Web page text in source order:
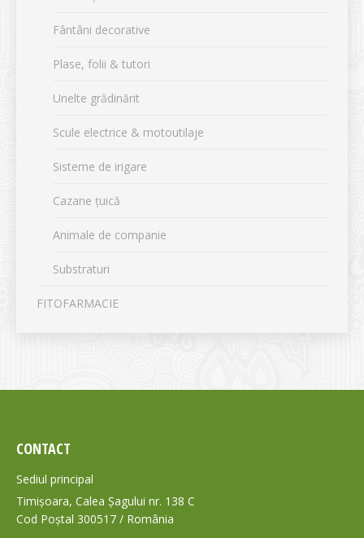
Fântâni decorative
Plase, folii & tutori
Unelte grădinărit
Scule electrice & motoutilaje
Sisteme de irigare
Cazane țuică
Animale de companie
Substraturi
FITOFARMACIE
CONTACT
Sediul principal
Timișoara, Calea Șagului nr. 138 C
Cod Poștal 300517 / România